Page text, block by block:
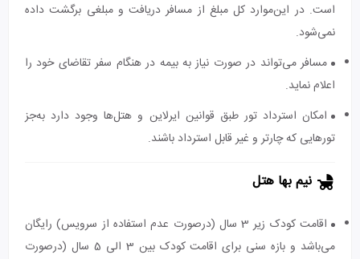
است. در این‌موارد کل مبلغ از مسافر دریافت و مبلغی برگشت داده
نمی‌شود.
مسافر می‌تواند در صورت نیاز به بیمه در هنگام سفر تقاضای خود را
اعلام نماید.
امکان استرداد تور طبق قوانین ایرلاین و هتل‌ها وجود دارد به‌جز
تورهایی که چارتر و غیر قابل استرداد باشند.
نیم بها هتل
اقامت کودک زیر 3 سال (درصورت عدم استفاده از سرویس) رایگان
می‌باشد و بازه سنی برای اقامت کودک بین 3 الی 5 سال (درصورت